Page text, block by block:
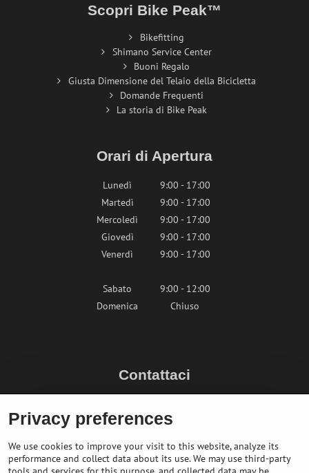
Scopri Bike Peak™
Bikefitting
Shimano Service Center
Buoni Regalo
Giusta Dimensione del Telaio della Bicicletta
Domande Frequenti
La storia di Bike Peak
Orari di Apertura
Lunedì
9:00 - 17:00
Martedì
9:00 - 17:00
Mercoledì
9:00 - 17:00
Giovedì
9:00 - 17:00
Venerdì
9:00 - 17:00
Sabato
9:00 - 12:00
Domenica
Chiuso
Contattaci
+436764858804 (AT)
Privacy preferences
We use cookies to improve your visit to this website, analyze its
performance and collect data about its use. We may use third-party